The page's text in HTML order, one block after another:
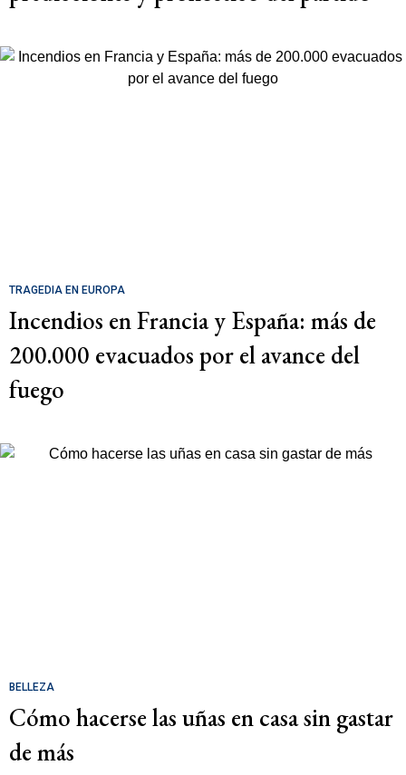
TRAGEDIA EN EUROPA
Incendios en Francia y España: más de
200.000 evacuados por el avance del
fuego
BELLEZA
Cómo hacerse las uñas en casa sin gastar
de más